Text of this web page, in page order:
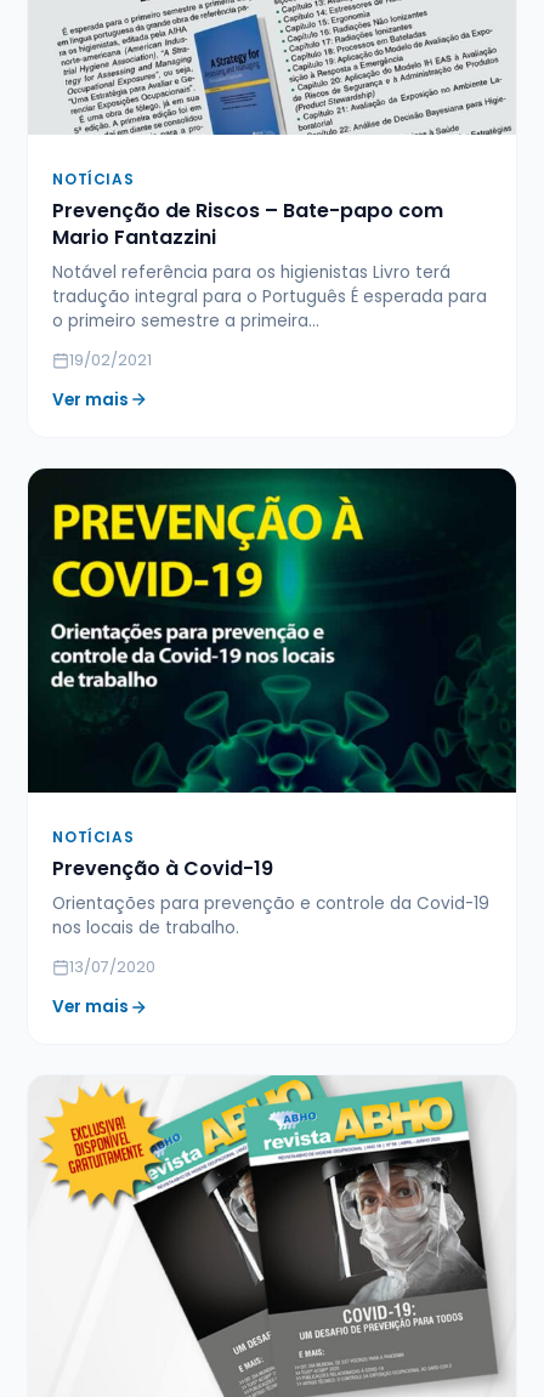
NOTÍCIAS
Prevenção de Riscos – Bate-papo com
Mario Fantazzini
Notável referência para os higienistas Livro terá
tradução integral para o Português É esperada para
o primeiro semestre a primeira…
19/02/2021
Ver mais
NOTÍCIAS
Prevenção à Covid-19
Orientações para prevenção e controle da Covid-19
nos locais de trabalho.
13/07/2020
Ver mais